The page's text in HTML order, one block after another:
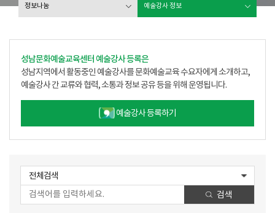
정보나눔 예술강사 정보
성남문화예술교육센터 예술강사 등록은
성남지역에서 활동중인 예술강사를 문화예술교육 수요자에게 소개하고,
예술강사 간 교류와 협력, 소통과 정보 공유 등을 위해 운영됩니다.
예술강사 등록하기
전체검색
검색